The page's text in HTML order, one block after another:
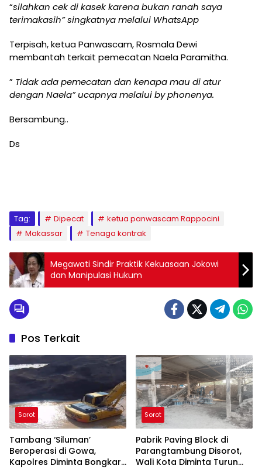
“silahkan cek di kasek karena bukan ranah saya
terimakasih” singkatnya melalui WhatsApp
Terpisah, ketua Panwascam, Rosmala Dewi
membantah terkait pemecatan Naela Paramitha.
” Tidak ada pemecatan dan kenapa mau di atur
dengan Naela” ucapnya melalui by phonenya.
Bersambung..
Ds
Tag: Dipecat
ketua panwascam Rappocini
Makassar
Tenaga kontrak
Megawati Sindir Praktik Kekuasaan Jokowi
dan Manipulasi Hukum
Pos Terkait
Sorot
Tambang ‘Siluman’
Beroperasi di Gowa,
Kapolres Diminta Bongkar
Sorot
Pabrik Paving Block di
Parangtambung Disorot,
Wali Kota Diminta Turun